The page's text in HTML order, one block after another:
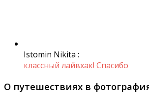
Istomin Nikita :
классный лайвхак! Спасибо
О путешествиях в